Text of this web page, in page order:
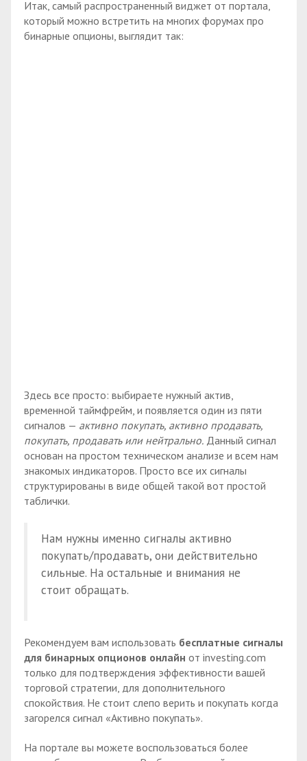
Итак, самый распространенный виджет от портала,
который можно встретить на многих форумах про
бинарные опционы, выглядит так:
Здесь все просто: выбираете нужный актив,
временной таймфрейм, и появляется один из пяти
сигналов — активно покупать, активно продавать,
покупать, продавать или нейтрально. Данный сигнал
основан на простом техническом анализе и всем нам
знакомых индикаторов. Просто все их сигналы
структурированы в виде общей такой вот простой
таблички.
Нам нужны именно сигналы активно
покупать/продавать, они действительно
сильные. На остальные и внимания не
стоит обращать.
Рекомендуем вам использовать бесплатные сигналы
для бинарных опционов онлайн от investing.com
только для подтверждения эффективности вашей
торговой стратегии, для дополнительного
спокойствия. Не стоит слепо верить и покупать когда
загорелся сигнал «Активно покупать».
На портале вы можете воспользоваться более